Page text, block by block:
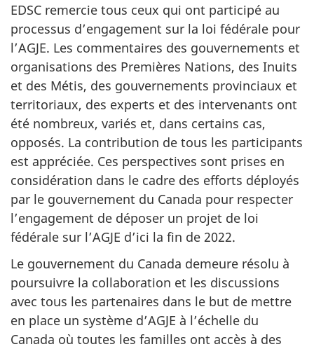
EDSC remercie tous ceux qui ont participé au
processus d’engagement sur la loi fédérale pour
l’AGJE. Les commentaires des gouvernements et
organisations des Premières Nations, des Inuits
et des Métis, des gouvernements provinciaux et
territoriaux, des experts et des intervenants ont
été nombreux, variés et, dans certains cas,
opposés. La contribution de tous les participants
est appréciée. Ces perspectives sont prises en
considération dans le cadre des efforts déployés
par le gouvernement du Canada pour respecter
l’engagement de déposer un projet de loi
fédérale sur l’AGJE d’ici la fin de 2022.
Le gouvernement du Canada demeure résolu à
poursuivre la collaboration et les discussions
avec tous les partenaires dans le but de mettre
en place un système d’AGJE à l’échelle du
Canada où toutes les familles ont accès à des